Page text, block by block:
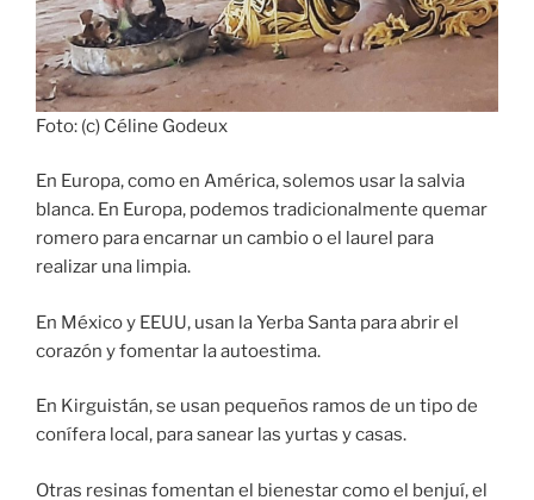
Foto: (c) Céline Godeux
En Europa, como en América, solemos usar la salvia
blanca. En Europa, podemos tradicionalmente quemar
romero para encarnar un cambio o el laurel para
realizar una limpia.
En México y EEUU, usan la Yerba Santa para abrir el
corazón y fomentar la autoestima.
En Kirguistán, se usan pequeños ramos de un tipo de
conífera local, para sanear las yurtas y casas.
Otras resinas fomentan el bienestar como el benjuí, el